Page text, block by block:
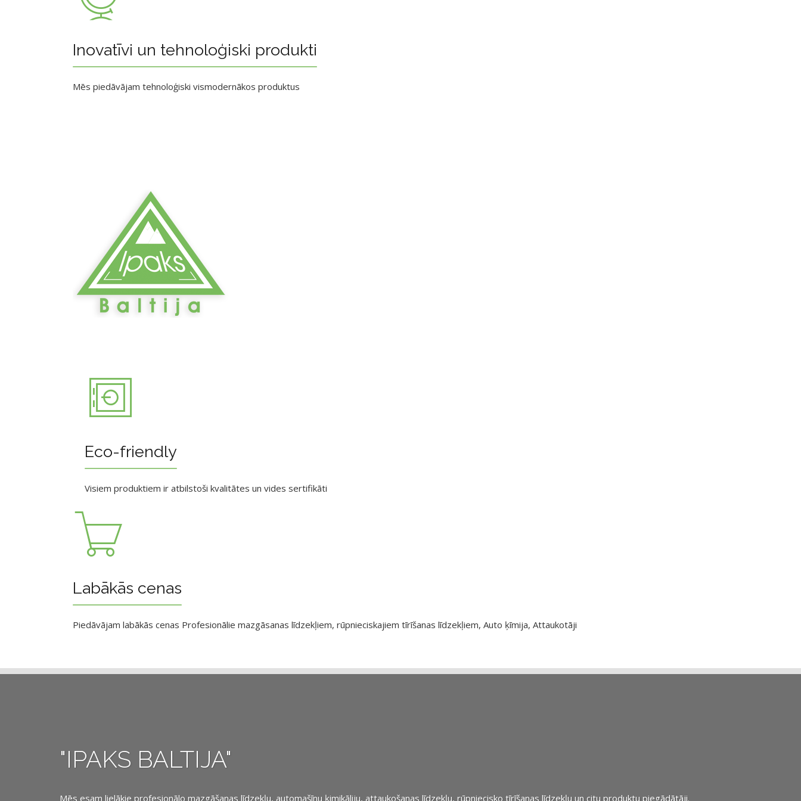
Inovatīvi un tehnoloģiski produkti
Mēs piedāvājam tehnoloģiski vismodernākos produktus
Eco-friendly
Visiem produktiem ir atbilstoši kvalitātes un vides sertifikāti
Labākās cenas
Piedāvājam labākās cenas Profesionālie mazgāsanas līdzekļiem, rūpnieciskajiem tīrīšanas līdzekļiem, Auto ķīmija, Attaukotāji
"IPAKS BALTIJA"
Mēs esam lielākie profesionālo mazgāšanas līdzekļu, automašīnu ķimikāliju, attaukošanas līdzekļu, rūpniecisko tīrīšanas līdzekļu un citu produktu piegādātāji.